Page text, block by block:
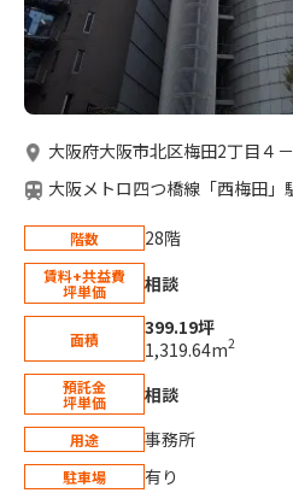
大阪府大阪市北区梅田2丁目４
大阪メトロ四つ橋線「西梅田」
階数 28階
賃料+共益費
坪単価 相談
面積
399.19坪
1,319.64m2
預託金
坪単価 相談
用途 事務所
駐車場 有り